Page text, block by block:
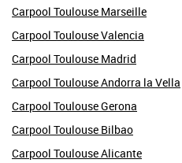
Carpool Toulouse Marseille
Carpool Toulouse Valencia
Carpool Toulouse Madrid
Carpool Toulouse Andorra la Vella
Carpool Toulouse Gerona
Carpool Toulouse Bilbao
Carpool Toulouse Alicante